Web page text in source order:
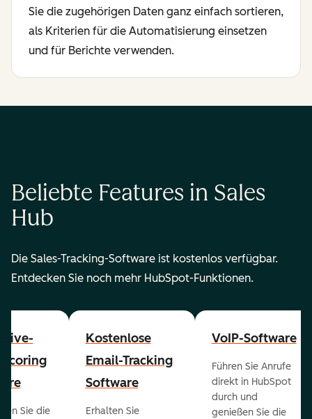
Sie die zugehörigen Daten ganz einfach sortieren,
als Kriterien für die Automatisierung einsetzen
und für Berichte verwenden.
Beliebte Features in Sales
Hub
Die Sales-Tracking-Software ist kostenlos verfügbar.
Entdecken Sie noch mehr HubSpot-Funktionen.
Sie die
Kostenlose
Email-Tracking
Software
Erhalten Sie
VoIP-Software
Führen Sie Anrufe
direkt in HubSpot
durch und
genießen Sie die